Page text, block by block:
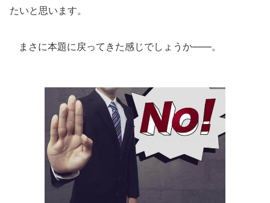
たいと思います。
まさに本題に戻ってきた感じでしょうか――。